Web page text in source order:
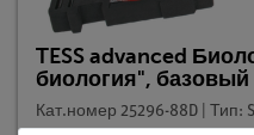
TESS advanced
биология",
Кат.номер 25296-88D | Тип: